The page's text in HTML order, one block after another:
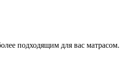
подходящим для вас матрасом.